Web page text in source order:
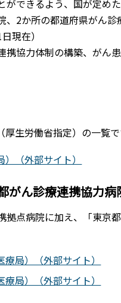
できるよう、国が定め
2か所の都道府県がん
日現在）
協力体制の構築、がん
生労働省指定）の一覧で
（外部サイト）
がん診療連携協力病
点病院に加え、「東京
局）（外部サイト）
局）（外部サイト）